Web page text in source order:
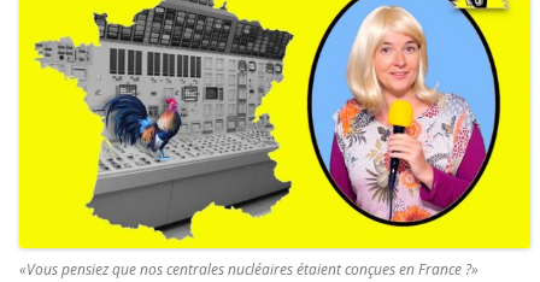
«Vous pensiez que nos centrales nucléaires étaient conçues en France ?»